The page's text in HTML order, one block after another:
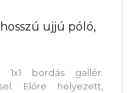
ujjú póló,
1x1 bordás gallér.
Előre helyezett,